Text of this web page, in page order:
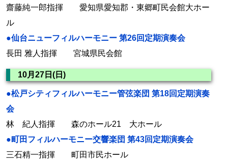
齋藤純一郎指揮 愛知県愛知郡・東郷町民会館大ホー
ル
●仙台ニューフィルハーモニー 第26回定期演奏会
長田 雅人指揮 宮城県民会館
10月27日(日)
●松戸シティフィルハーモニー管弦楽団 第18回定期演奏
会
林 紀人指揮 森のホール21 大ホール
●町田フィルハーモニー交響楽団 第43回定期演奏会
三石精一指揮 町田市民ホール